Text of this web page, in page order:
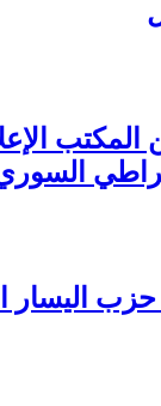
المكتب
حزب اليسار